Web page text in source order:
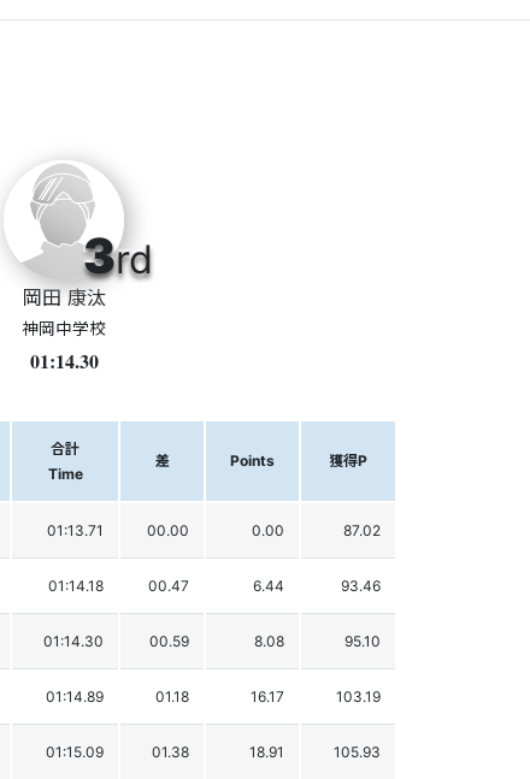
3rd
岡田 康汰
神岡中学校
01:14.30
合計
Time
差 Points 獲得P
01:13.71 00.00 0.00 87.02
01:14.18 00.47 6.44 93.46
01:14.30 00.59 8.08 95.10
01:14.89 01.18 16.17 103.19
01:15.09 01.38 18.91 105.93